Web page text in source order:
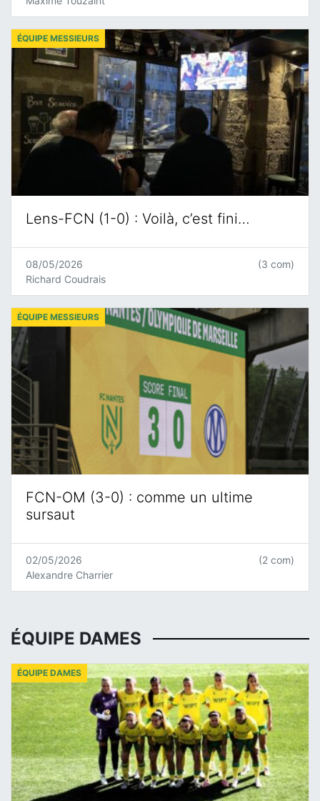
Lens-FCN (1-0) : Voilà, c’est fini…
ÉQUIPE MESSIEURS
08/05/2026
Richard Coudrais
(3 com)
FCN-OM (3-0) : comme un ultime
sursaut
ÉQUIPE MESSIEURS
02/05/2026
Alexandre Charrier
(2 com)
ÉQUIPE DAMES
ÉQUIPE DAMES